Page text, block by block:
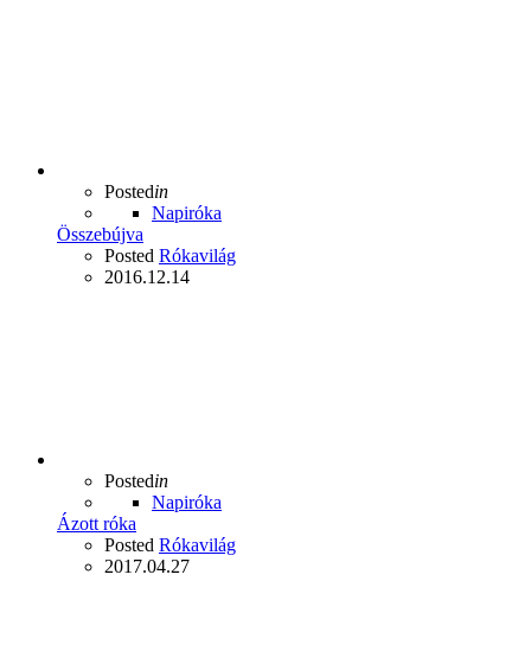
Postedin
Napiróka
Összebújva
Posted Rókavilág
2016.12.14
Postedin
Napiróka
Ázott róka
Posted Rókavilág
2017.04.27